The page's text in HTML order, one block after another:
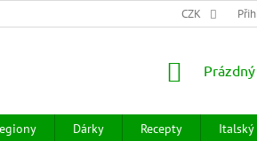
HODNOCENÍ OBCHODUCZK
Dárky Recepty